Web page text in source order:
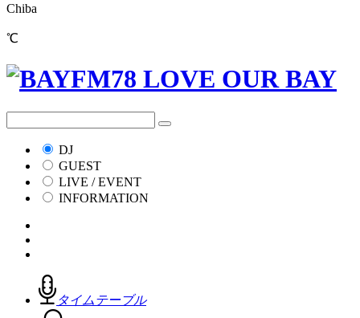
Chiba
℃
DJ
GUEST
LIVE / EVENT
INFORMATION
タイムテーブル